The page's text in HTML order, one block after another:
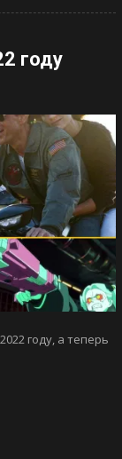
году
году, а теперь